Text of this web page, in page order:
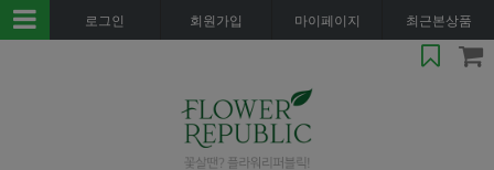
로그인 회원가입 마이페이지 최근본상품